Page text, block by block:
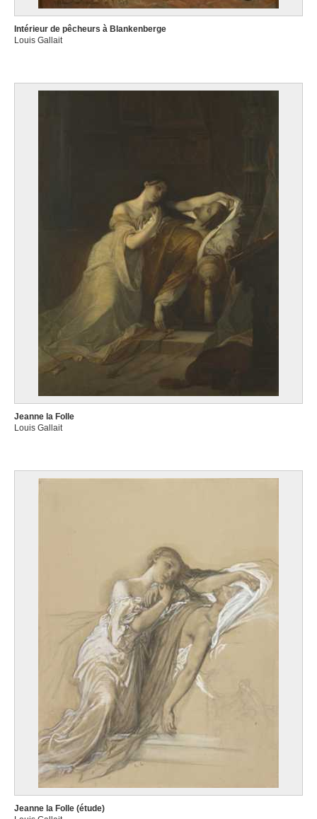
Intérieur de pêcheurs à Blankenberge
Louis Gallait
Jeanne la Folle
Louis Gallait
Jeanne la Folle (étude)